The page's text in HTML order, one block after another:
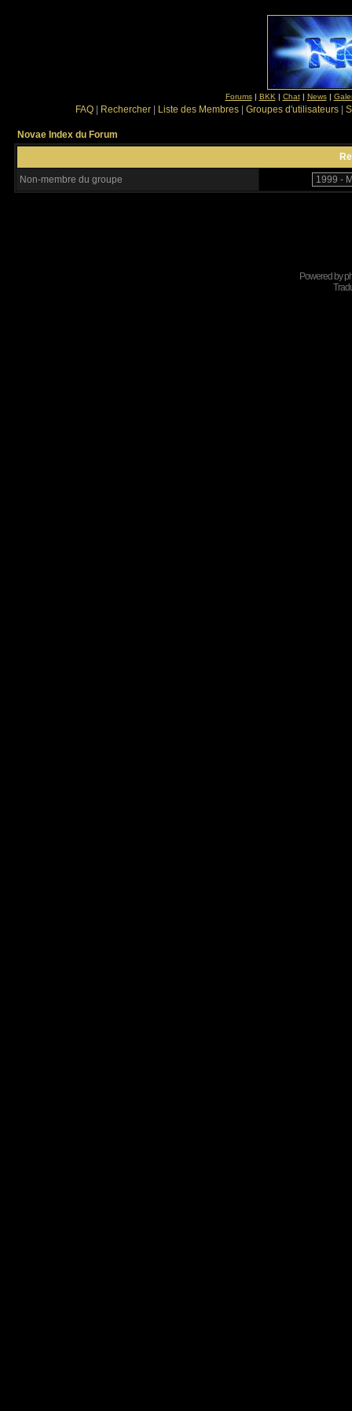
Forums| BKK | Chat| News|
FAQ Rechercher Liste des Membres Groupes d'utilisateurs
Novae Index du Forum
Non-membre du groupe
Powered by